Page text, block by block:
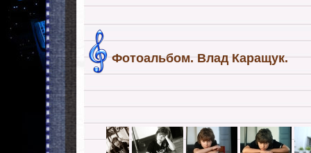
Фотоальбом. Влад Каращук.